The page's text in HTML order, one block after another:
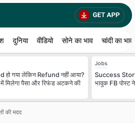
दुनिया वीडियो सोने का भाव चांदी का भाव
हो गया लेकिन Refund नहीं आया?
में मिलेगा पैसा और रिफंड अटकने की
Jobs
Success
भावुक FB पोस्ट
की मदद